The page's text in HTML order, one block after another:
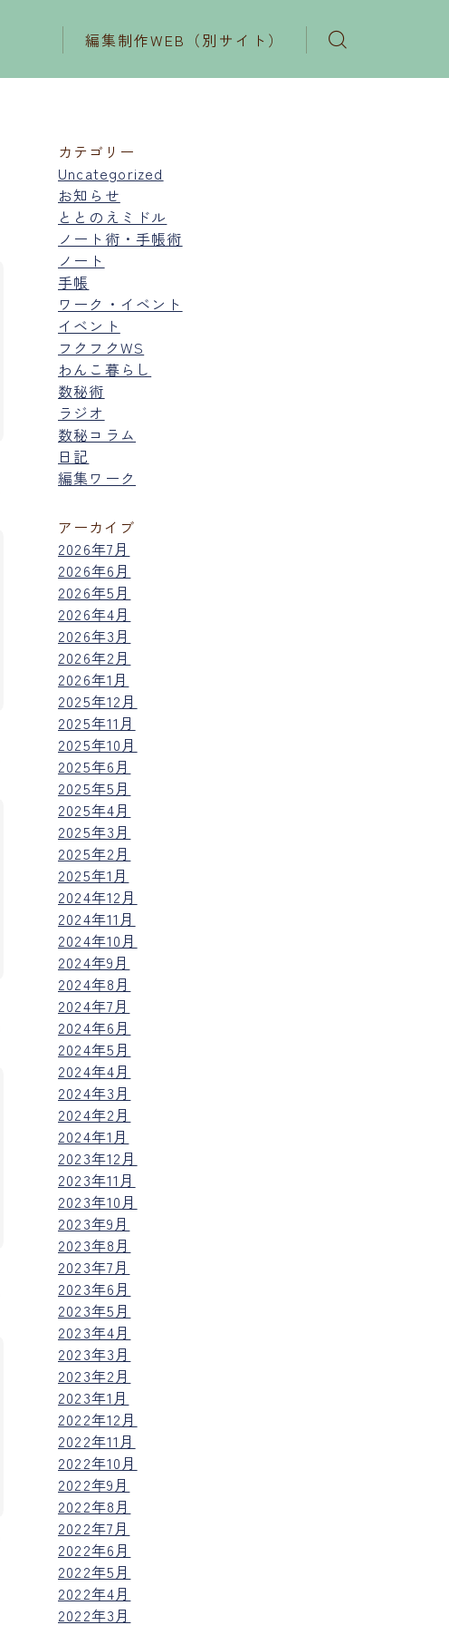
編集制作WEB（別サイト）
カテゴリー
Uncategorized
お知らせ
ととのえミドル
ノート術・手帳術
ノート
手帳
ワーク・イベント
イベント
フクフクWS
わんこ暮らし
数秘術
ラジオ
数秘コラム
日記
編集ワーク
アーカイブ
2026年7月
2026年6月
2026年5月
2026年4月
2026年3月
2026年2月
2026年1月
2025年12月
2025年11月
2025年10月
2025年6月
2025年5月
2025年4月
2025年3月
2025年2月
2025年1月
2024年12月
2024年11月
2024年10月
2024年9月
2024年8月
2024年7月
2024年6月
2024年5月
2024年4月
2024年3月
2024年2月
2024年1月
2023年12月
2023年11月
2023年10月
2023年9月
2023年8月
2023年7月
2023年6月
2023年5月
2023年4月
2023年3月
2023年2月
2023年1月
2022年12月
2022年11月
2022年10月
2022年9月
2022年8月
2022年7月
2022年6月
2022年5月
2022年4月
2022年3月